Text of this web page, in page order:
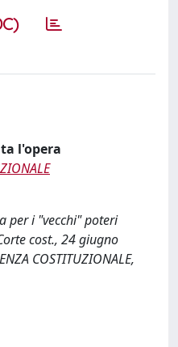
l'opera
per i "vecchi" poteri
cost., 24 giugno
COSTITUZIONALE,